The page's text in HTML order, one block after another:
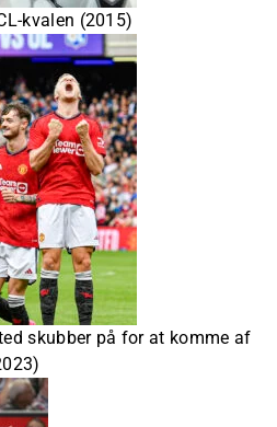
kvalen (2015)
skubber på for at komme af